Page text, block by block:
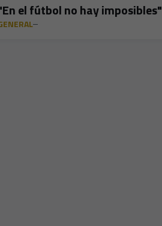
el fútbol no hay imposibles"